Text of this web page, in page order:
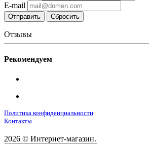
E-mail
Сбросить
Отзывы
Рекомендуем
Политика конфиденциальности
Контакты
2026 © Интернет-магазин.